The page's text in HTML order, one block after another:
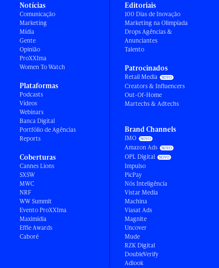
Notícias
Comunicação
Marketing
Mídia
Gente
Opinião
ProXXIma
Women To Watch
Plataformas
Podcasts
Vídeos
Webinars
Banca Digital
Portfólio de Agências
Reports
Coberturas
Cannes Lions
SXSW
MWC
NRF
WW Summit
Evento ProXXIma
Maximídia
Effie Awards
Caboré
Editoriais
100 Dias de Inovação
Marketing na Olimpíada
Drops Agências &
Anunciantes
Talento
Patrocinados
Retail Media
Creators & Influencers
Out-Of-Home
Martechs & Adtechs
Brand Channels
IMO
Amazon Ads
OPL Digital
Impulso
PicPay
Nós Inteligência
Vistar Media
Machina
Viasat Ads
Magnite
Uncover
Mude
RZK Digital
DoubleVerify
Adlook